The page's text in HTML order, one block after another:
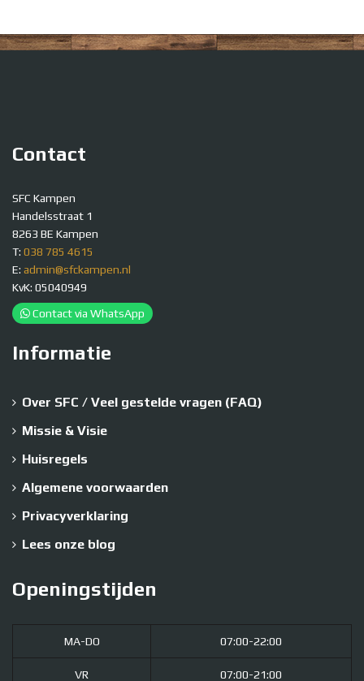
Contact
SFC Kampen
Handelsstraat 1
8263 BE Kampen
T: 038 785 4615
E: admin@sfckampen.nl
KvK: 05040949
Contact via WhatsApp
Informatie
Over SFC / Veel gestelde vragen (FAQ)
Missie & Visie
Huisregels
Algemene voorwaarden
Privacyverklaring
Lees onze blog
Openingstijden
MA-DO 07:00-22:00
VR 07:00-21:00